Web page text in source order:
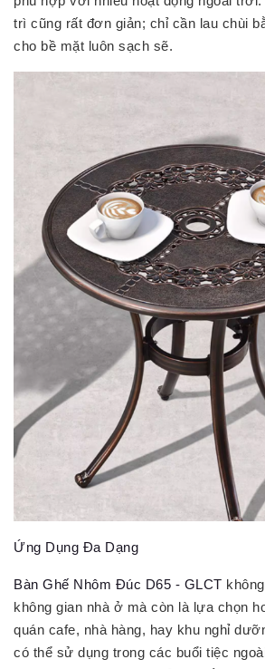
trì cũng rất đơn giản; chỉ cần lau chùi
cho bề mặt luôn sạch sẽ.
Ứng Dụng Đa Dạng
Bàn Ghế Nhôm Đúc D65 - GLCT
không gian nhà ở mà còn là lựa chọn
quán cafe, nhà hàng, hay khu nghỉ
có thể sử dụng trong các buổi tiệc